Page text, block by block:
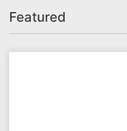
Featured